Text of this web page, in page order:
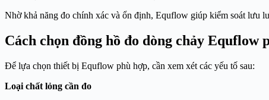
Nhờ khả năng đo chính xác và ổn định, Equflow giúp kiểm soát lưu
Cách chọn đồng hồ đo dòng chảy Equflow
Để lựa chọn thiết bị Equflow phù hợp, cần xem xét các yếu tố sau:
Loại chất lỏng cần đo